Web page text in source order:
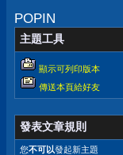
POPIN
主題工具
顯示可列印版本
傳送本頁給好友
發表文章規則
您不可以發起新主題